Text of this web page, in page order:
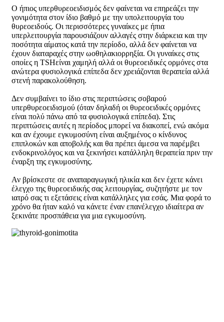
Ο ήπιος υπερθυρεοειδισμός δεν φαίνεται να επηρεάζει την
γονιμότητα στον ίδιο βαθμό με την υπολειτουργία του
θυρεοειδούς. Οι περισσότερες γυναίκες με ήπια
υπερλειτουργία παρουσιάζουν αλλαγές στην διάρκεια και την
ποσότητα αίματος κατά την περίοδο, αλλά δεν φαίνεται να
έχουν διαταραχές στην ωοθηλακιορρηξία. Οι γυναίκες στις
οποίες η TSHείναι χαμηλή αλλά οι θυρεοειδικές ορμόνες στα
ανώτερα φυσιολογικά επίπεδα δεν χρειάζονται θεραπεία αλλά
στενή παρακολούθηση.
Δεν συμβαίνει το ίδιο στις περιπτώσεις σοβαρού
υπερθυρεοειδισμού (όταν δηλαδή οι θυρεοειδικές ορμόνες
είναι πολύ πάνω από τα φυσιολογικά επίπεδα). Στις
περιπτώσεις αυτές η περίοδος μπορεί να διακοπεί, ενώ ακόμα
και αν έχουμε εγκυμοσύνη είναι αυξημένος ο κίνδυνος
επιπλοκών και αποβολής και θα πρέπει άμεσα να παρέμβει
ενδοκρινολόγος και να ξεκινήσει κατάλληλη θεραπεία πριν την
έναρξη της εγκυμοσύνης.
Αν βρίσκεστε σε αναπαραγωγική ηλικία και δεν έχετε κάνει
έλεγχο της θυρεοειδικής σας λειτουργίας, συζητήστε με τον
ιατρό σας τι εξετάσεις είναι κατάλληλες για εσάς. Μια φορά το
χρόνο θα ήταν καλό να κάνετε έναν επανέλεγχο ιδιαίτερα αν
ξεκινάτε προσπάθεια για μια εγκυμοσύνη.